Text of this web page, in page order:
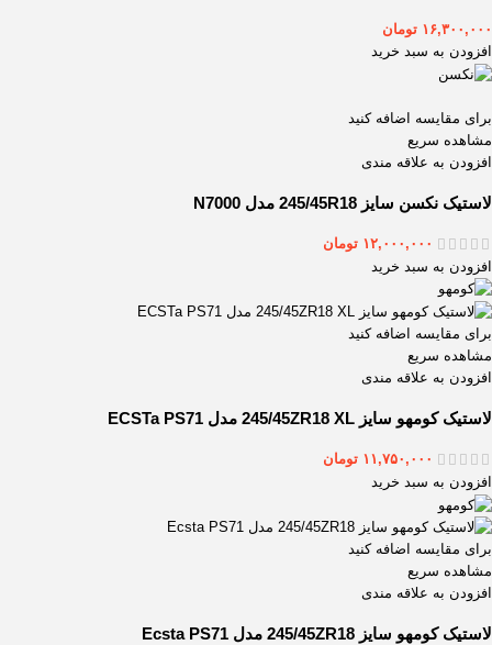
۱۶,۳۰۰,۰۰۰ تومان
افزودن به سبد خرید
برای مقایسه اضافه کنید
مشاهده سریع
افزودن به علاقه مندی
لاستیک نکسن سایز 245/45R18 مدل N7000
۱۲,۰۰۰,۰۰۰ تومان
افزودن به سبد خرید
برای مقایسه اضافه کنید
مشاهده سریع
افزودن به علاقه مندی
لاستیک کومهو سایز 245/45ZR18 XL مدل ECSTa PS71
۱۱,۷۵۰,۰۰۰ تومان
افزودن به سبد خرید
برای مقایسه اضافه کنید
مشاهده سریع
افزودن به علاقه مندی
لاستیک کومهو سایز 245/45ZR18 مدل Ecsta PS71